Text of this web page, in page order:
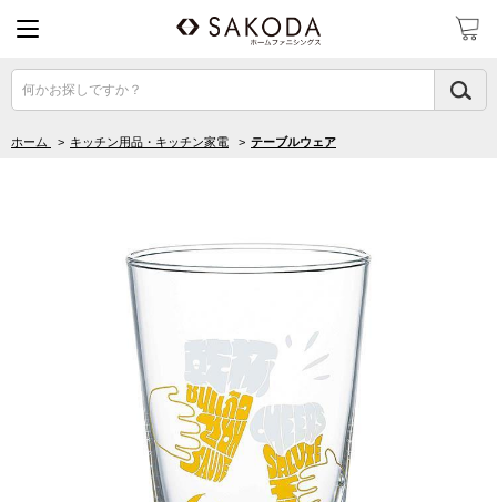
何かお探しですか？
ホーム > キッチン用品・キッチン家電 > テーブルウェア